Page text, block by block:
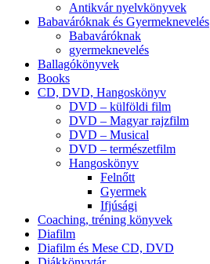
Antikvár nyelvkönyvek
Babaváróknak és Gyermeknevelés
Babaváróknak
gyermeknevelés
Ballagókönyvek
Books
CD, DVD, Hangoskönyv
DVD – külföldi film
DVD – Magyar rajzfilm
DVD – Musical
DVD – természetfilm
Hangoskönyv
Felnőtt
Gyermek
Ifjúsági
Coaching, tréning könyvek
Diafilm
Diafilm és Mese CD, DVD